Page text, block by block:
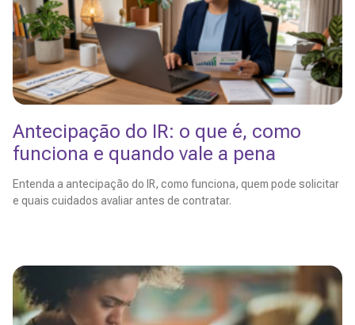
Antecipação do IR: o que é, como
funciona e quando vale a pena
Entenda a antecipação do IR, como funciona, quem pode solicitar
e quais cuidados avaliar antes de contratar.